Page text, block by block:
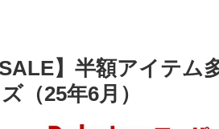
SALE】半額アイテ
（25年6月）